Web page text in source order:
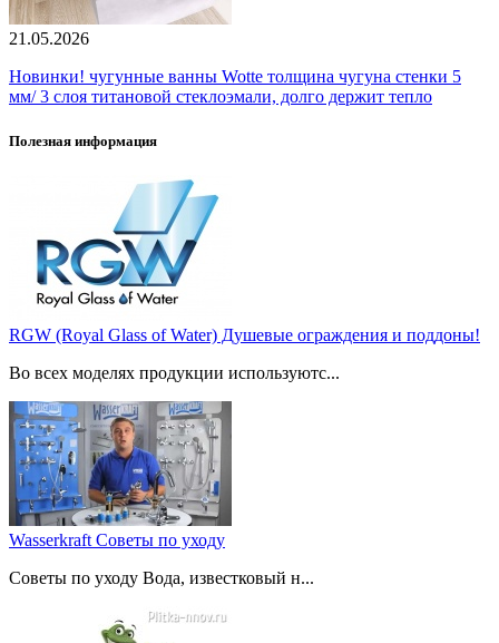
21.05.2026
Новинки! чугунные ванны Wotte толщина чугуна стенки 5
мм/ 3 слоя титановой стеклоэмали, долго держит тепло
Полезная информация
RGW (Royal Glass of Water) Душевые ограждения и поддоны!
Во всех моделях продукции используютс...
Wasserkraft Советы по уходу
Советы по уходу Вода, известковый н...